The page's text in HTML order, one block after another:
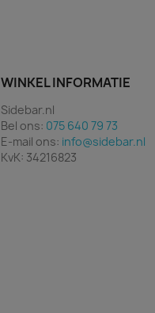
WINKEL INFORMATIE
Sidebar.nl
Bel ons: 075 640 79 73
E-mail ons: info@sidebar.nl
KvK: 34216823